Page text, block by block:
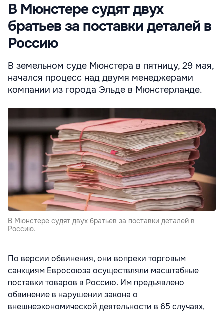
В Мюнстере судят двух
братьев за поставки деталей в
Россию
В земельном суде Мюнстера в пятницу, 29 мая,
начался процесс над двумя менеджерами
компании из города Эльде в Мюнстерланде.
В Мюнстере судят двух братьев за поставки деталей в
Россию.
По версии обвинения, они вопреки торговым
санкциям Евросоюза осуществляли масштабные
поставки товаров в Россию. Им предъявлено
обвинение в нарушении закона о
внешнеэкономической деятельности в 65 случаях,